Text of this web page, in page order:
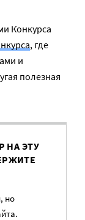
Конкурса
, где
и
полезная
НА ЭТУ
но